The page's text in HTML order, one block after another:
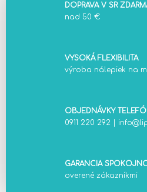
DOPRAVA V SR
nad 50 €
VYSOKÁ FLEXIBILITA
výroba nálepiek na
OBJEDNÁVKY
0911 220 292
GARANCIA
overené zákazníkmi